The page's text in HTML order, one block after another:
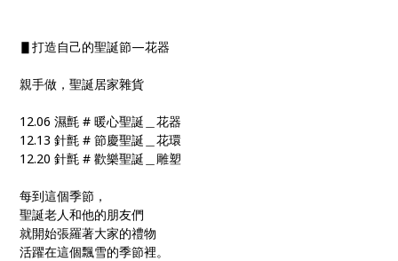
▋打造自己的聖誕節—花器
親手做，聖誕居家雜貨
12.06 濕氈 # 暖心聖誕＿花器
12.13 針氈 # 節慶聖誕＿花環
12.20 針氈 # 歡樂聖誕＿雕塑
每到這個季節，
聖誕老人和他的朋友們
就開始張羅著大家的禮物
活躍在這個飄雪的季節裡。